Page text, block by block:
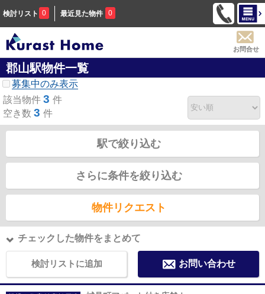
検討リスト 0 最近見た物件 0
お問合せ
郡山駅物件一覧
募集中のみ表示
該当物件 3 件
空き数 3 件
駅で絞り込む
さらに条件を絞り込む
物件リクエスト
チェックした物件をまとめて
検討リストに追加 お問い合わせ